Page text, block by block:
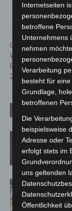
Godshorner
Wook lädt zur
27.6.2023
Internetseiten
betroffene
Unternehmens
nehmen
Verarbeitung
besteht für
Grundlage,
betroffenen
Die
beispielsweise
Adresse oder
erfolgt stets im
uns geltenden
Öffentlichkeit